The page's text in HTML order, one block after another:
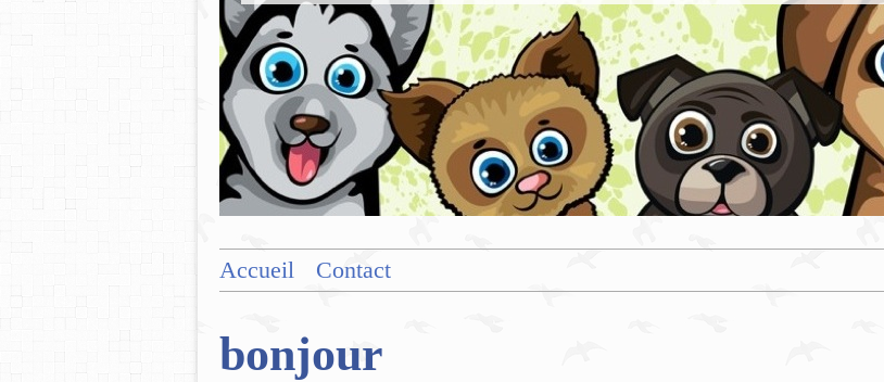
Accueil Contact
bonjour